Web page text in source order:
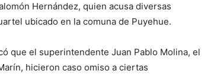
Hernández, quien acusa diversas
ubicado en la comuna de Puyehue.
que el superintendente Juan Pablo Molina, el
hicieron caso omiso a ciertas